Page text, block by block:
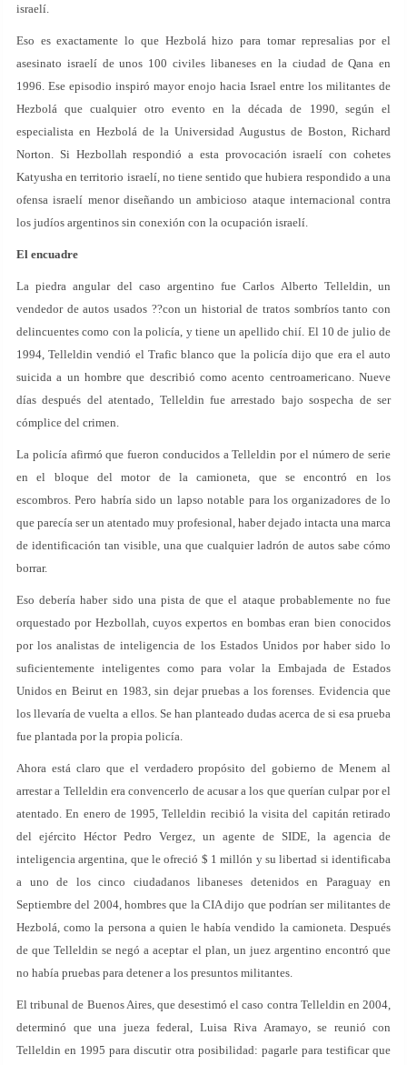
israelí.
Eso es exactamente lo que Hezbolá hizo para tomar represalias por el
asesinato israelí de unos 100 civiles libaneses en la ciudad de Qana en
1996. Ese episodio inspiró mayor enojo hacia Israel entre los militantes de
Hezbolá que cualquier otro evento en la década de 1990, según el
especialista en Hezbolá de la Universidad Augustus de Boston, Richard
Norton. Si Hezbollah respondió a esta provocación israelí con cohetes
Katyusha en territorio israelí, no tiene sentido que hubiera respondido a una
ofensa israelí menor diseñando un ambicioso ataque internacional contra
los judíos argentinos sin conexión con la ocupación israelí.
El encuadre
La piedra angular del caso argentino fue Carlos Alberto Telleldin, un
vendedor de autos usados ??con un historial de tratos sombríos tanto con
delincuentes como con la policía, y tiene un apellido chií. El 10 de julio de
1994, Telleldin vendió el Trafic blanco que la policía dijo que era el auto
suicida a un hombre que describió como acento centroamericano. Nueve
días después del atentado, Telleldin fue arrestado bajo sospecha de ser
cómplice del crimen.
La policía afirmó que fueron conducidos a Telleldin por el número de serie
en el bloque del motor de la camioneta, que se encontró en los
escombros. Pero habría sido un lapso notable para los organizadores de lo
que parecía ser un atentado muy profesional, haber dejado intacta una marca
de identificación tan visible, una que cualquier ladrón de autos sabe cómo
borrar.
Eso debería haber sido una pista de que el ataque probablemente no fue
orquestado por Hezbollah, cuyos expertos en bombas eran bien conocidos
por los analistas de inteligencia de los Estados Unidos por haber sido lo
suficientemente inteligentes como para volar la Embajada de Estados
Unidos en Beirut en 1983, sin dejar pruebas a los forenses. Evidencia que
los llevaría de vuelta a ellos. Se han planteado dudas acerca de si esa prueba
fue plantada por la propia policía.
Ahora está claro que el verdadero propósito del gobierno de Menem al
arrestar a Telleldin era convencerlo de acusar a los que querían culpar por el
atentado. En enero de 1995, Telleldin recibió la visita del capitán retirado
del ejército Héctor Pedro Vergez, un agente de SIDE, la agencia de
inteligencia argentina, que le ofreció $ 1 millón y su libertad si identificaba
a uno de los cinco ciudadanos libaneses detenidos en Paraguay en
Septiembre del 2004, hombres que la CIA dijo que podrían ser militantes de
Hezbolá, como la persona a quien le había vendido la camioneta. Después
de que Telleldin se negó a aceptar el plan, un juez argentino encontró que
no había pruebas para detener a los presuntos militantes.
El tribunal de Buenos Aires, que desestimó el caso contra Telleldin en 2004,
determinó que una jueza federal, Luisa Riva Aramayo, se reunió con
Telleldin en 1995 para discutir otra posibilidad: pagarle para testificar que